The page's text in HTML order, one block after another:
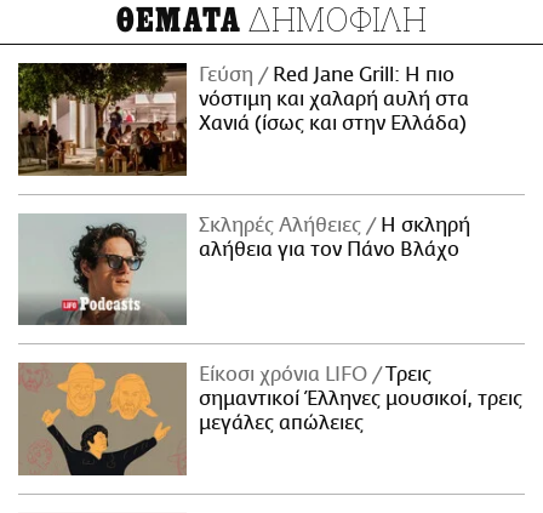
ΘΕΜΑΤΑ ΔΗΜΟΦΙΛΗ
Γεύση
Red Jane Grill: Η πιο
νόστιμη και χαλαρή αυλή στα
Χανιά (ίσως και στην Ελλάδα)
Σκληρές Αλήθειες
H σκληρή
αλήθεια για τον Πάνο Βλάχο
Είκοσι χρόνια LIFO
Tρεις
σημαντικοί Έλληνες μουσικοί, τρεις
μεγάλες απώλειες